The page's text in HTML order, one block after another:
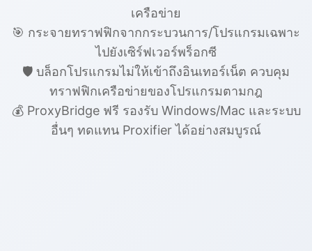
เครือข่าย
🎯 กระจายทราฟฟิกจากกระบวนการ/โปรแกรมเฉพาะ
ไปยังเซิร์ฟเวอร์พร็อกซี
🛡️ บล็อกโปรแกรมไม่ให้เข้าถึงอินเทอร์เน็ต ควบคุม
ทราฟฟิกเครือข่ายของโปรแกรมตามกฎ
💰 ProxyBridge ฟรี รองรับ Windows/Mac และระบบ
อื่นๆ ทดแทน Proxifier ได้อย่างสมบูรณ์